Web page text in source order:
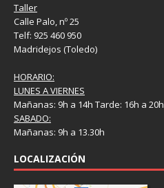
Taller
Calle Palo, nº 25
Telf: 925 460 950
Madridejos (Toledo)
HORARIO:
LUNES A VIERNES
Mañanas: 9h a 14h Tarde: 16h a 20h
SABADO:
Mañanas: 9h a 13.30h
LOCALIZACIÓN